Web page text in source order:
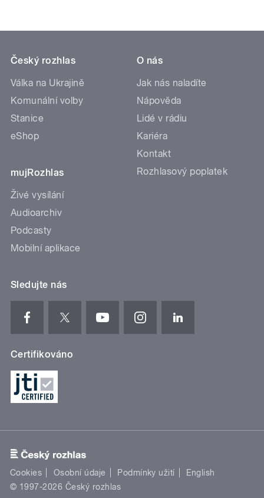
Český rozhlas
Válka na Ukrajině
Komunální volby
Stanice
eShop
mujRozhlas
Živé vysílání
Audioarchiv
Podcasty
Mobilní aplikace
O nás
Jak nás naladíte
Nápověda
Lidé v rádiu
Kariéra
Kontakt
Rozhlasový poplatek
Sledujte nás
Certifikováno
Cookies Osobní údaje Podmínky užití
English
© 1997-2026 Český rozhlas